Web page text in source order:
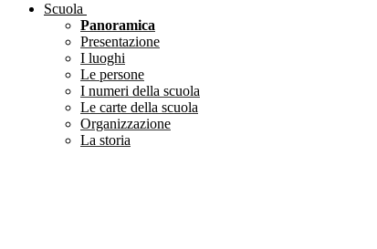
Scuola
Panoramica
Presentazione
I luoghi
Le persone
I numeri della scuola
Le carte della scuola
Organizzazione
La storia